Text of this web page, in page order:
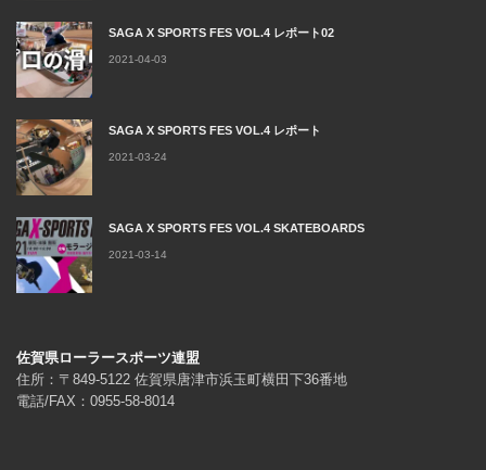
SAGA X SPORTS FES VOL.4 レポート02
2021-04-03
SAGA X SPORTS FES VOL.4 レポート
2021-03-24
SAGA X SPORTS FES VOL.4 SKATEBOARDS
2021-03-14
佐賀県ローラースポーツ連盟
住所：〒849-5122 佐賀県唐津市浜玉町横田下36番地
電話/FAX：0955-58-8014